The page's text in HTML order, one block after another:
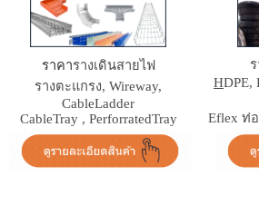
ราคารางเดินสายไฟ
รางตะแกรง, Wireway,
CableLadder
CableTray , PerforratedTray
HDPE,
Eflex ท่